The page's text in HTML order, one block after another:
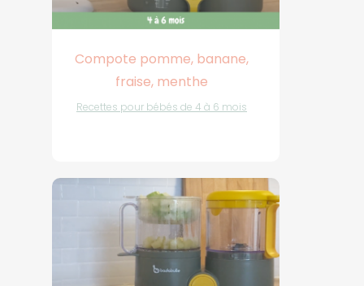
Compote pomme, banane,
fraise, menthe
Recettes pour bébés de 4 à 6 mois